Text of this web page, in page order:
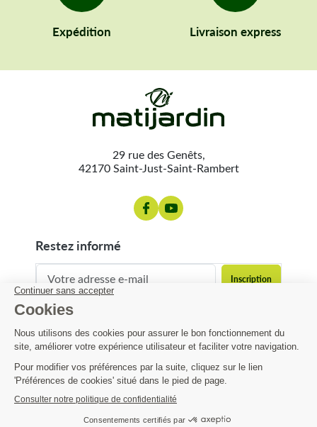
35,27 €
Expédition Livraison express
29 rue des Genêts,
42170 Saint-Just-Saint-Rambert
restez informé
contact@matijardin.fr 04 81 120 120
Matijardin
Infos pratiques